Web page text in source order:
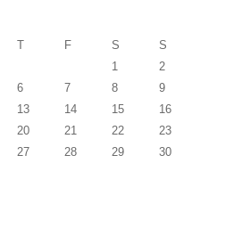
T F S S
1
2
6 7 8
9
13 14 15
16
20 21 22
23
27 28 29
30